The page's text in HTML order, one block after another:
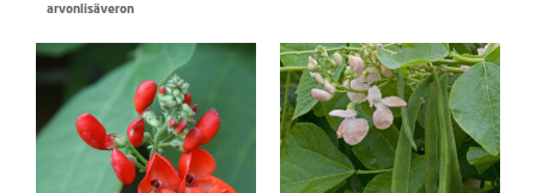
12,00 €
arvonlisäveron